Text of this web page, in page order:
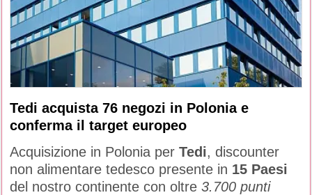
Tedi acquista 76 negozi in Polonia e
conferma il target europeo
Acquisizione in Polonia per Tedi, discounter
non alimentare tedesco presente in 15 Paesi
del nostro continente con oltre 3.700 punti